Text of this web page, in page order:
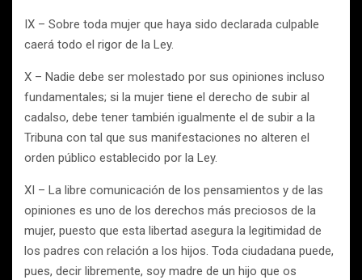
IX – Sobre toda mujer que haya sido declarada culpable
caerá todo el rigor de la Ley.
X – Nadie debe ser molestado por sus opiniones incluso
fundamentales; si la mujer tiene el derecho de subir al
cadalso, debe tener también igualmente el de subir a la
Tribuna con tal que sus manifestaciones no alteren el
orden público establecido por la Ley.
XI – La libre comunicación de los pensamientos y de las
opiniones es uno de los derechos más preciosos de la
mujer, puesto que esta libertad asegura la legitimidad de
los padres con relación a los hijos. Toda ciudadana puede,
pues, decir libremente, soy madre de un hijo que os